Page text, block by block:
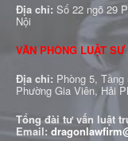
Địa chỉ: Số 22 ngõ 29
Nội
VĂN PHÒNG LUẬT
Địa chỉ: Phòng 5,
Phường Gia Viên, Hải
Tổng đài tư vấn luật
Email: